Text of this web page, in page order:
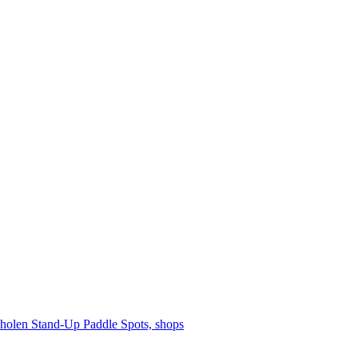
Stand-Up Paddle Spots, shops